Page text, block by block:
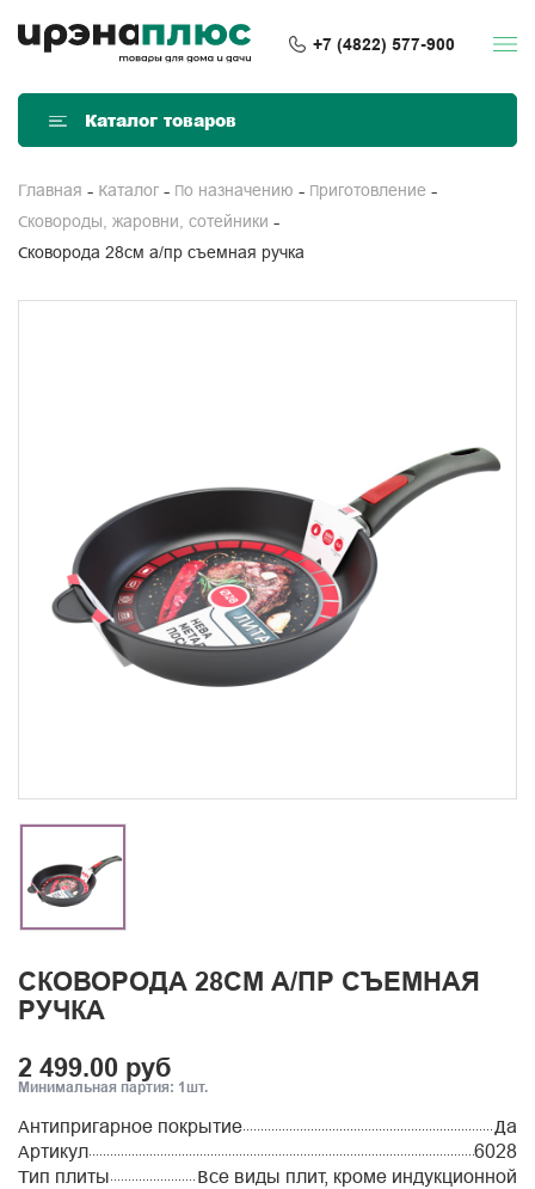
+7 (4822) 577-900
Каталог товаров
Главная Каталог По назначению Приготовление
Сковороды, жаровни, сотейники
Сковорода 28см а/пр съемная ручка
СКОВОРОДА 28СМ А/ПР СЪЕМНАЯ
РУЧКА
2 499.00 руб
Минимальная партия: 1шт.
Антипригарное покрытие
Да
Артикул
6028
Тип плиты
Все виды плит, кроме индукционной